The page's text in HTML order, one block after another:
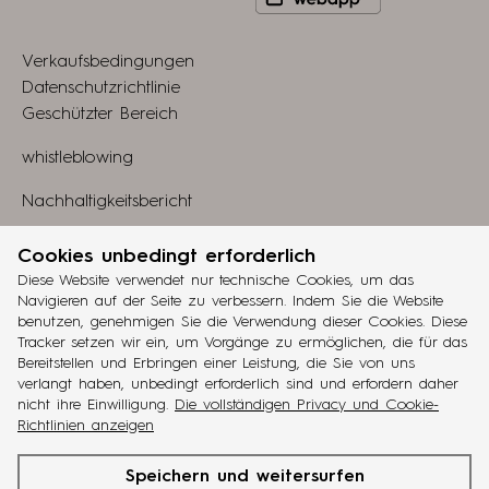
Play
to
Verkaufsbedingungen
Datenschutzrichtlinie
Geschützter Bereich
whistleblowing
Nachhaltigkeitsbericht
Linkedin
Gestaltung
grucciadesign.
Entwicklung
Workup®
ita eng fra deu esp
cinquanta3ist eine Marke derBattistella Company. MwSt.-N°
Cookies unbedingt erforderlich
Diese Website verwendet nur technische Cookies, um das
Navigieren auf der Seite zu verbessern. Indem Sie die Website
benutzen, genehmigen Sie die Verwendung dieser Cookies. Diese
Tracker setzen wir ein, um Vorgänge zu ermöglichen, die für das
Bereitstellen und Erbringen einer Leistung, die Sie von uns
verlangt haben, unbedingt erforderlich sind und erfordern daher
nicht ihre Einwilligung. Die vollständigen Privacy und Cookie-
Richtlinien anzeigen
Speichern und weitersurfen